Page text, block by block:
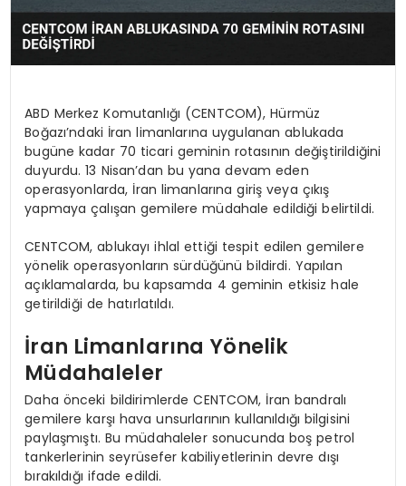
ABD Merkez Komutanlığı (CENTCOM), Hürmüz
Boğazı’ndaki İran limanlarına uygulanan ablukada
bugüne kadar 70 ticari geminin rotasının değiştirildiğini
duyurdu. 13 Nisan’dan bu yana devam eden
operasyonlarda, İran limanlarına giriş veya çıkış
yapmaya çalışan gemilere müdahale edildiği belirtildi.
CENTCOM, ablukayı ihlal ettiği tespit edilen gemilere
yönelik operasyonların sürdüğünü bildirdi. Yapılan
açıklamalarda, bu kapsamda 4 geminin etkisiz hale
getirildiği de hatırlatıldı.
İran Limanlarına Yönelik
Müdahaleler
Daha önceki bildirimlerde CENTCOM, İran bandralı
gemilere karşı hava unsurlarının kullanıldığı bilgisini
paylaşmıştı. Bu müdahaleler sonucunda boş petrol
tankerlerinin seyrüsefer kabiliyetlerinin devre dışı
bırakıldığı ifade edildi.